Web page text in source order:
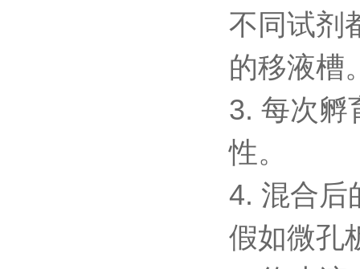
不同试剂
的移液槽
3. 每次孵
性。
4. 混合后
假如微孔